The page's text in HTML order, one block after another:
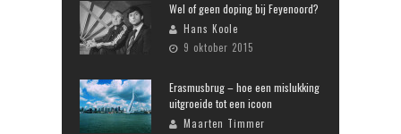
Wel of geen doping bij Feyenoord?
Hans Koole
9 oktober 2015
Erasmusbrug – hoe een mislukking
uitgroeide tot een icoon
Maarten Timmer